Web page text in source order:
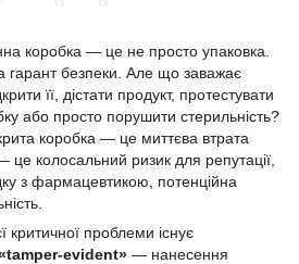
коробка — це не просто упаковка.
безпеки. Але що заважає
її, дістати продукт, протестувати
або просто порушити стерильність?
коробка — це миттєва втрата
колосальний ризик для репутації,
з фармацевтикою, потенційна
критичної проблеми існує
evident» — нанесення